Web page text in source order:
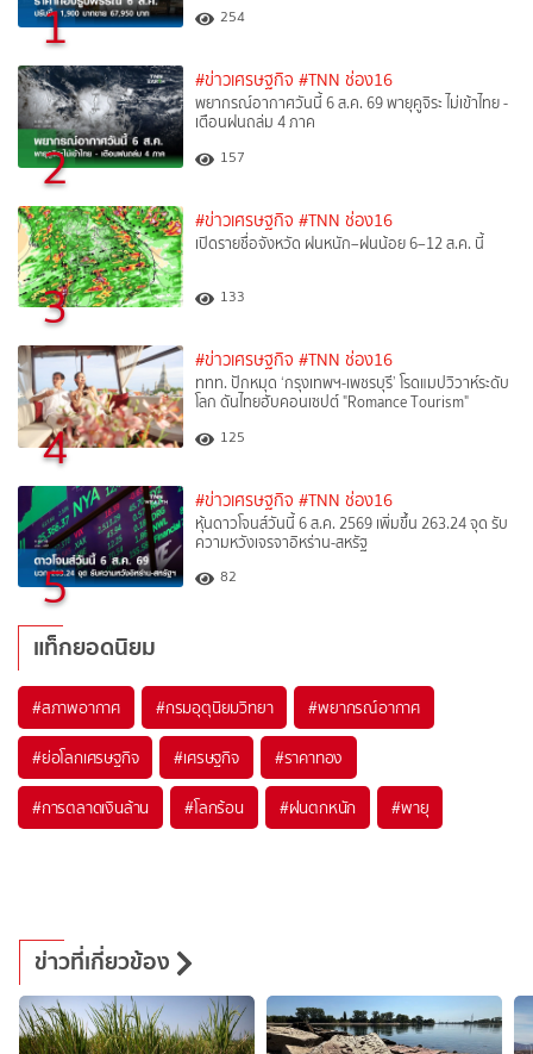
1 254
2
#ข่าวเศรษฐกิจ #TNN ช่อง16
พยากรณ์อากาศวันนี้ 6 ส.ค. 69 พายุคูจิระ ไม่เข้าไทย -
เตือนฝนถล่ม 4 ภาค
157
3
#ข่าวเศรษฐกิจ #TNN ช่อง16
เปิดรายชื่อจังหวัด ฝนหนัก–ฝนน้อย 6–12 ส.ค. นี้
133
4
#ข่าวเศรษฐกิจ #TNN ช่อง16
ททท. ปักหมุด ‘กรุงเทพฯ-เพชรบุรี’ โรดแมปวิวาห์ระดับ
โลก ดันไทยฮับคอนเซปต์ "Romance Tourism"
125
5
#ข่าวเศรษฐกิจ #TNN ช่อง16
หุ้นดาวโจนส์วันนี้ 6 ส.ค. 2569 เพิ่มขึ้น 263.24 จุด รับ
ความหวังเจรจาอิหร่าน-สหรัฐ
82
แท็กยอดนิยม
#สภาพอากาศ #กรมอุตุนิยมวิทยา #พยากรณ์อากาศ
#ย่อโลกเศรษฐกิจ #เศรษฐกิจ #ราคาทอง
#การตลาดเงินล้าน #โลกร้อน #ฝนตกหนัก #พายุ
ข่าวที่เกี่ยวข้อง